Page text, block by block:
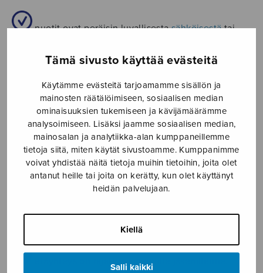
Tämä sivusto käyttää evästeitä
Käytämme evästeitä tarjoamamme sisällön ja
mainosten räätälöimiseen, sosiaalisen median
ominaisuuksien tukemiseen ja kävijämäärämme
analysoimiseen. Lisäksi jaamme sosiaalisen median,
mainosalan ja analytiikka-alan kumppaneillemme
tietoja siitä, miten käytät sivustoamme. Kumppanimme
voivat yhdistää näitä tietoja muihin tietoihin, joita olet
antanut heille tai joita on kerätty, kun olet käyttänyt
heidän palvelujaan.
Kiellä
Salli kaikki
nuotit ovat peräisin luvallisestasähköisestätai
Jos nuotteja käytetään nuotinlukuohjelmalla
(esim. forScore) padilla tai muulla sähköisellä laitteella,
kaikilla on luvat nuottien digitaaliseen tallentamiseen
tai käyttöön. Ks.Käytämme nuotteja
nuotinlukuohjelmalla (esim. forScore) padilla tai muulla
sähköisellä laitteella
sovituksissa onsovitusluvat.
on tekstinkäyttöluvat.
etäyhteys on rajattu vain omille jäsenillenne.